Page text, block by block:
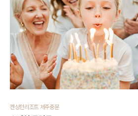
켄싱턴리조트 제주중문